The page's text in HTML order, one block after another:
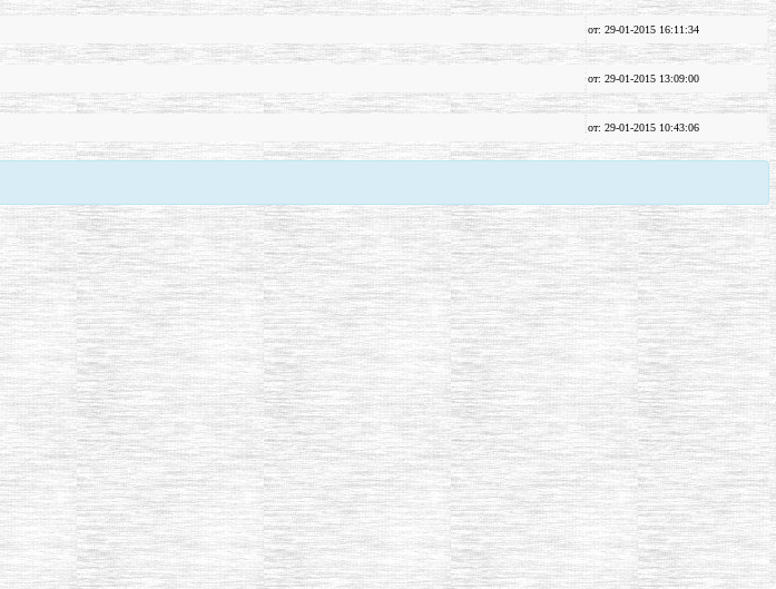
от: 29-01-2015 16:11:34
от: 29-01-2015 13:09:00
от: 29-01-2015 10:43:06